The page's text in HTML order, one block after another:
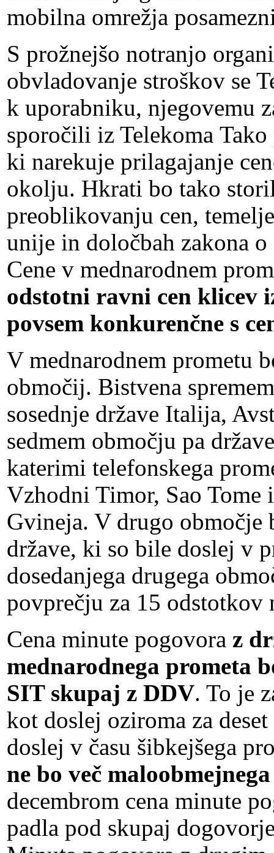
mobilna omrežja
S prožnejšo notranjo
obvladovanje stroškov se
k uporabniku, njegovemu
sporočili iz Telekoma
ki narekuje prilagajanje
okolju. Hkrati bo tako
preoblikovanju cen,
unije in določbah zakona
Cene v mednarodnem
odstotni ravni cen klicev
povsem konkurenčne s
V mednarodnem prometu
območij. Bistvena
sosednje države Italija,
sedmem območju pa
katerimi telefonskega
Vzhodni Timor, Sao Tome
Gvineja. V drugo območje
države, ki so bile doslej v
dosedanjega drugega
povprečju za 15 odstotkov
Cena minute pogovora z
mednarodnega prometa
SIT skupaj z DDV. To je
kot doslej oziroma za
doslej v času šibkejšega
ne bo več
decembrom cena minute
padla pod skupaj